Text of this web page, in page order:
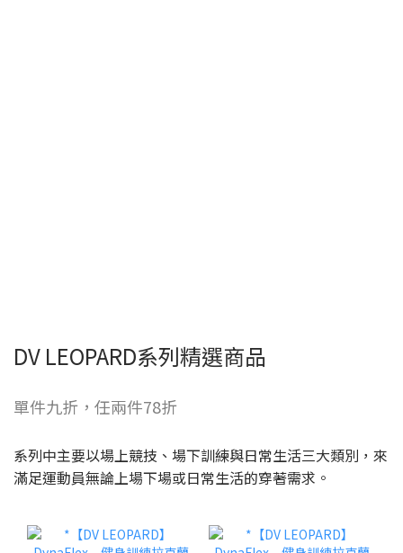
DV LEOPARD系列精選商品
單件九折，任兩件78折
系列中主要以場上競技、場下訓練與日常生活三大類別，來
滿足運動員無論上場下場或日常生活的穿著需求。